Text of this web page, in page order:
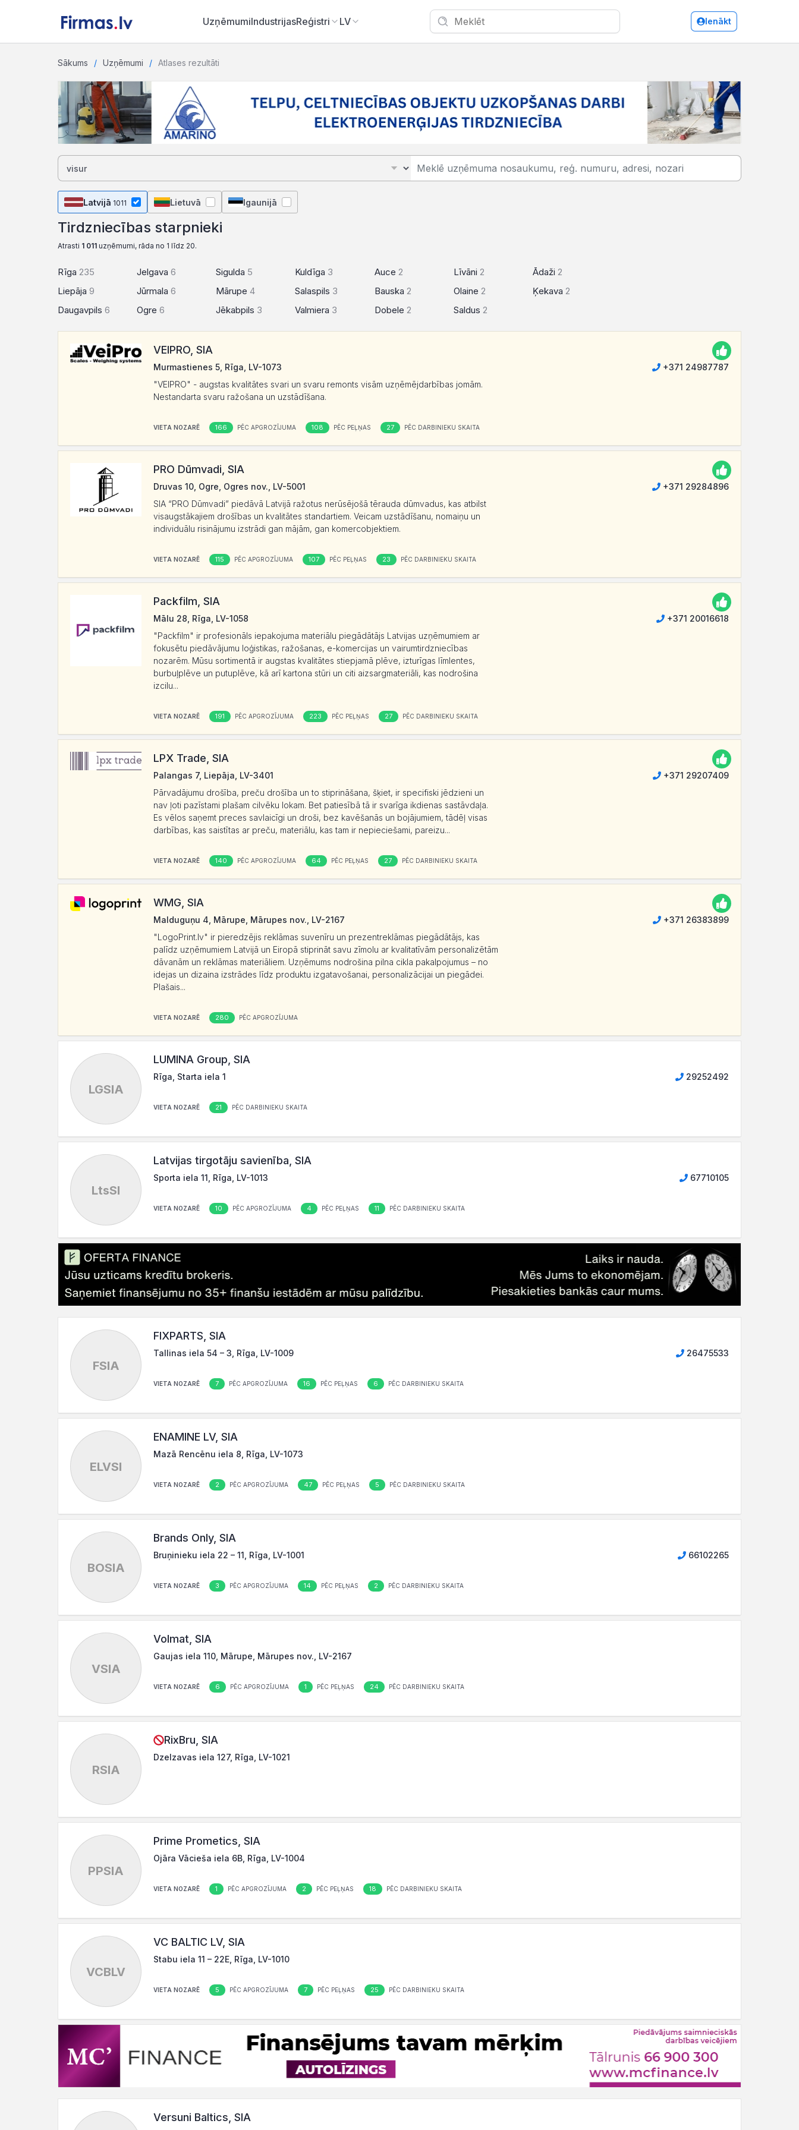
UzņēmumiIndustrijasReģistri LV Ienākt
Sākums Uzņēmumi Atlases rezultāti
Tirdzniecības starpnieki
Latvijā 1011 Lietuvā Igaunijā
Tirdzniecības starpnieki
Atrasti 1 011 uzņēmumi, rāda no 1 līdz 20.
Rīga 235
Liepāja 9
Daugavpils 6
Jelgava6
Jūrmala6
Ogre6
Sigulda 5
Mārupe4
Jēkabpils 3
Kuldīga 3
Salaspils 3
Valmiera 3
Auce 2
Bauska 2
Dobele 2
Līvāni 2
Olaine 2
Saldus 2
Ādaži 2
Ķekava 2
VEIPRO, SIA
Murmastienes 5, Rīga, LV-1073
+371 24987787
"VEIPRO" - augstas kvalitātes svari un svaru remonts visām uzņēmējdarbības jomām.
Nestandarta svaru ražošana un uzstādīšana.
VIETA NOZARĒ 166 PĒC APGROZĪJUMA 108 PĒC PEĻŅAS 27 PĒC DARBINIEKU SKAITA
PRO Dūmvadi, SIA
Druvas 10, Ogre, Ogres nov., LV-5001
+371 29284896
SIA “PRO Dūmvadi” piedāvā Latvijā ražotus nerūsējošā tērauda dūmvadus, kas atbilst
visaugstākajiem drošības un kvalitātes standartiem. Veicam uzstādīšanu, nomaiņu un
individuālu risinājumu izstrādi gan mājām, gan komercobjektiem.
VIETA NOZARĒ 115 PĒC APGROZĪJUMA 107 PĒC PEĻŅAS 23 PĒC DARBINIEKU SKAITA
Packfilm, SIA
Mālu 28, Rīga, LV-1058
+371 20016618
"Packfilm" ir profesionāls iepakojuma materiālu piegādātājs Latvijas uzņēmumiem ar
fokusētu piedāvājumu loģistikas, ražošanas, e-komercijas un vairumtirdzniecības
nozarēm. Mūsu sortimentā ir augstas kvalitātes stiepjamā plēve, izturīgas līmlentes,
burbuļplēve un putuplēve, kā arī kartona stūri un citi aizsargmateriāli, kas nodrošina
izcilu...
VIETA NOZARĒ 191 PĒC APGROZĪJUMA 223 PĒC PEĻŅAS 27 PĒC DARBINIEKU SKAITA
LPX Trade, SIA
Palangas 7, Liepāja, LV-3401
+371 29207409
Pārvadājumu drošība, preču drošība un to stiprināšana, šķiet, ir specifiski jēdzieni un
nav ļoti pazīstami plašam cilvēku lokam. Bet patiesībā tā ir svarīga ikdienas sastāvdaļa.
Es vēlos saņemt preces savlaicīgi un droši, bez kavēšanās un bojājumiem, tādēļ visas
darbības, kas saistītas ar preču, materiālu, kas tam ir nepieciešami, pareizu...
VIETA NOZARĒ 140 PĒC APGROZĪJUMA 64 PĒC PEĻŅAS 27 PĒC DARBINIEKU SKAITA
WMG, SIA
Malduguņu 4, Mārupe, Mārupes nov., LV-2167
+371 26383899
"LogoPrint.lv" ir pieredzējis reklāmas suvenīru un prezentreklāmas piegādātājs, kas
palīdz uzņēmumiem Latvijā un Eiropā stiprināt savu zīmolu ar kvalitatīvām personalizētām
dāvanām un reklāmas materiāliem. Uzņēmums nodrošina pilna cikla pakalpojumus – no
idejas un dizaina izstrādes līdz produktu izgatavošanai, personalizācijai un piegādei.
Plašais...
VIETA NOZARĒ 280 PĒC APGROZĪJUMA
LGSIA
LUMINA Group, SIA
Rīga, Starta iela 1 29252492
VIETA NOZARĒ 21 PĒC DARBINIEKU SKAITA
LtsSI
Latvijas tirgotāju savienība, SIA
Sporta iela 11, Rīga, LV-1013 67710105
VIETA NOZARĒ 10 PĒC APGROZĪJUMA 4 PĒC PEĻŅAS 11 PĒC DARBINIEKU SKAITA
FSIA
FIXPARTS, SIA
Tallinas iela 54 – 3, Rīga, LV-1009 26475533
VIETA NOZARĒ 7 PĒC APGROZĪJUMA 16 PĒC PEĻŅAS 6 PĒC DARBINIEKU SKAITA
ELVSI
ENAMINE LV, SIA
Mazā Rencēnu iela 8, Rīga, LV-1073
VIETA NOZARĒ 2 PĒC APGROZĪJUMA 47 PĒC PEĻŅAS 5 PĒC DARBINIEKU SKAITA
BOSIA
Brands Only, SIA
Bruņinieku iela 22 – 11, Rīga, LV-1001 66102265
VIETA NOZARĒ 3 PĒC APGROZĪJUMA 14 PĒC PEĻŅAS 2 PĒC DARBINIEKU SKAITA
VSIA
Volmat, SIA
Gaujas iela 110, Mārupe, Mārupes nov., LV-2167
VIETA NOZARĒ 6 PĒC APGROZĪJUMA 1 PĒC PEĻŅAS 24 PĒC DARBINIEKU SKAITA
RSIA
RixBru, SIA
Dzelzavas iela 127, Rīga, LV-1021
PPSIA
Prime Prometics, SIA
Ojāra Vācieša iela 6B, Rīga, LV-1004
VIETA NOZARĒ 1 PĒC APGROZĪJUMA 2 PĒC PEĻŅAS 18 PĒC DARBINIEKU SKAITA
VCBLV
VC BALTIC LV, SIA
Stabu iela 11 – 22E, Rīga, LV-1010
VIETA NOZARĒ 5 PĒC APGROZĪJUMA 7 PĒC PEĻŅAS 25 PĒC DARBINIEKU SKAITA
Versuni Baltics, SIA